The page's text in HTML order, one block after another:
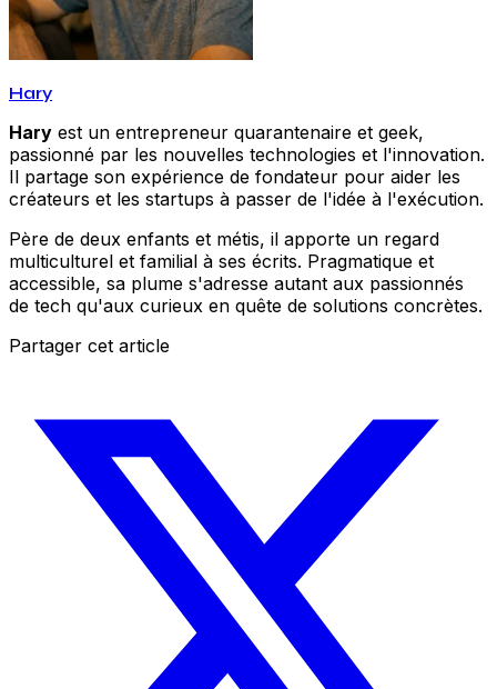
Hary
Hary est un entrepreneur quarantenaire et geek,
passionné par les nouvelles technologies et l'innovation.
Il partage son expérience de fondateur pour aider les
créateurs et les startups à passer de l'idée à l'exécution.
Père de deux enfants et métis, il apporte un regard
multiculturel et familial à ses écrits. Pragmatique et
accessible, sa plume s'adresse autant aux passionnés
de tech qu'aux curieux en quête de solutions concrètes.
Partager cet article